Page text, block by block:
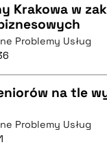
Krakowa w
Problemy Usług
na tle
Problemy Usług